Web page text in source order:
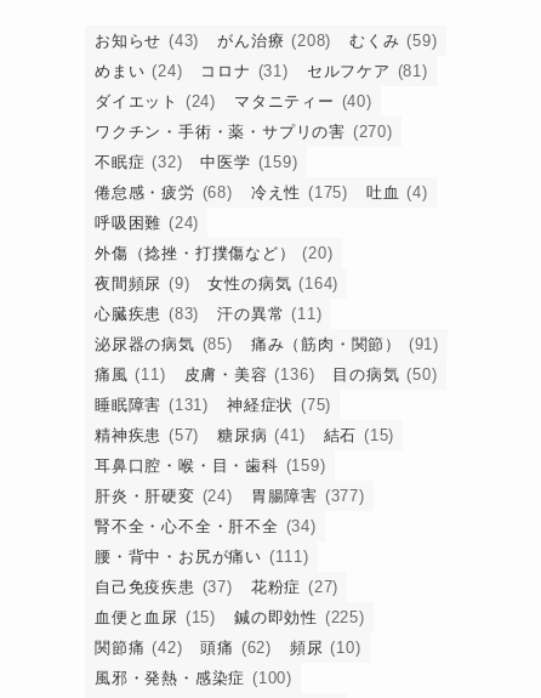
お知らせ (43) がん治療 (208) むくみ (59)
めまい (24) コロナ (31) セルフケア (81)
ダイエット
(24) マタニティー (40)
ワクチン・手術・薬・サプリの害 (270)
不眠症 (32) 中医学 (159)
倦怠感・疲労 (68) 冷え性 (175) 吐血 (4)
呼吸困難 (24)
外傷（捻挫・打撲傷など）
(20)
夜間頻尿 (9) 女性の病気 (164)
心臓疾患 (83) 汗の異常 (11)
泌尿器の病気 (85) 痛み（筋肉・関節）
(91)
痛風 (11) 皮膚・美容 (136) 目の病気 (50)
睡眠障害 (131) 神経症状 (75)
精神疾患 (57) 糖尿病 (41) 結石 (15)
耳鼻口腔・喉・目・歯科 (159)
肝炎・肝硬変 (24) 胃腸障害 (377)
腎不全・心不全・肝不全 (34)
腰・背中・お尻が痛い (111)
自己免疫疾患 (37) 花粉症 (27)
血便と血尿 (15) 鍼の即効性 (225)
関節痛 (42) 頭痛 (62) 頻尿 (10)
風邪・発熱・感染症 (100)